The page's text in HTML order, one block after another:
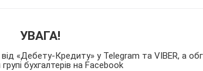
УВАГА!
«Дебету-Кредиту» у Telegram та VIBER, а
групі бухгалтерів на Facebook